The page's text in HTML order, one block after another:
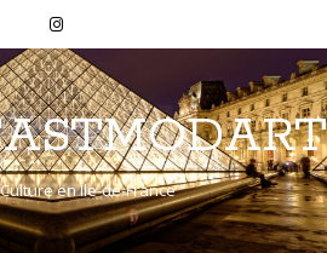
en Ile-de-France